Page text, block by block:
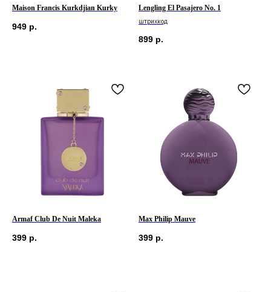
Maison Francis Kurkdjian Kurky
949 р.
Lengling El Pasajero No. 1
штрихкод
899 р.
Armaf Club De Nuit Maleka
399 р.
Max Philip Mauve
399 р.